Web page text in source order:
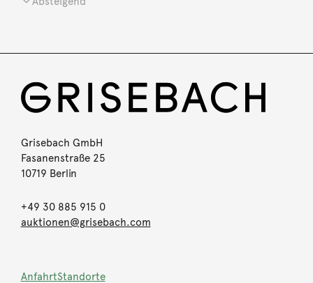
Grisebach GmbH
Fasanenstraße 25
10719 Berlin
+49 30 885 915 0
auktionen@grisebach.com
AnfahrtStandorte